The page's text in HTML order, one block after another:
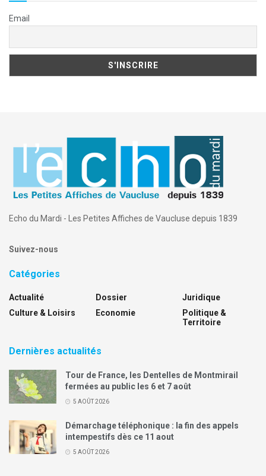
Email
Echo du Mardi - Les Petites Affiches de Vaucluse depuis 1839
Suivez-nous
Catégories
Actualité
Culture & Loisirs
Dossier
Economie
Juridique
Politique &
Territoire
Dernières actualités
Tour de France, les Dentelles de Montmirail
fermées au public les 6 et 7 août
5 AOÛT 2026
Démarchage téléphonique : la fin des appels
intempestifs dès ce 11 aout
5 AOÛT 2026